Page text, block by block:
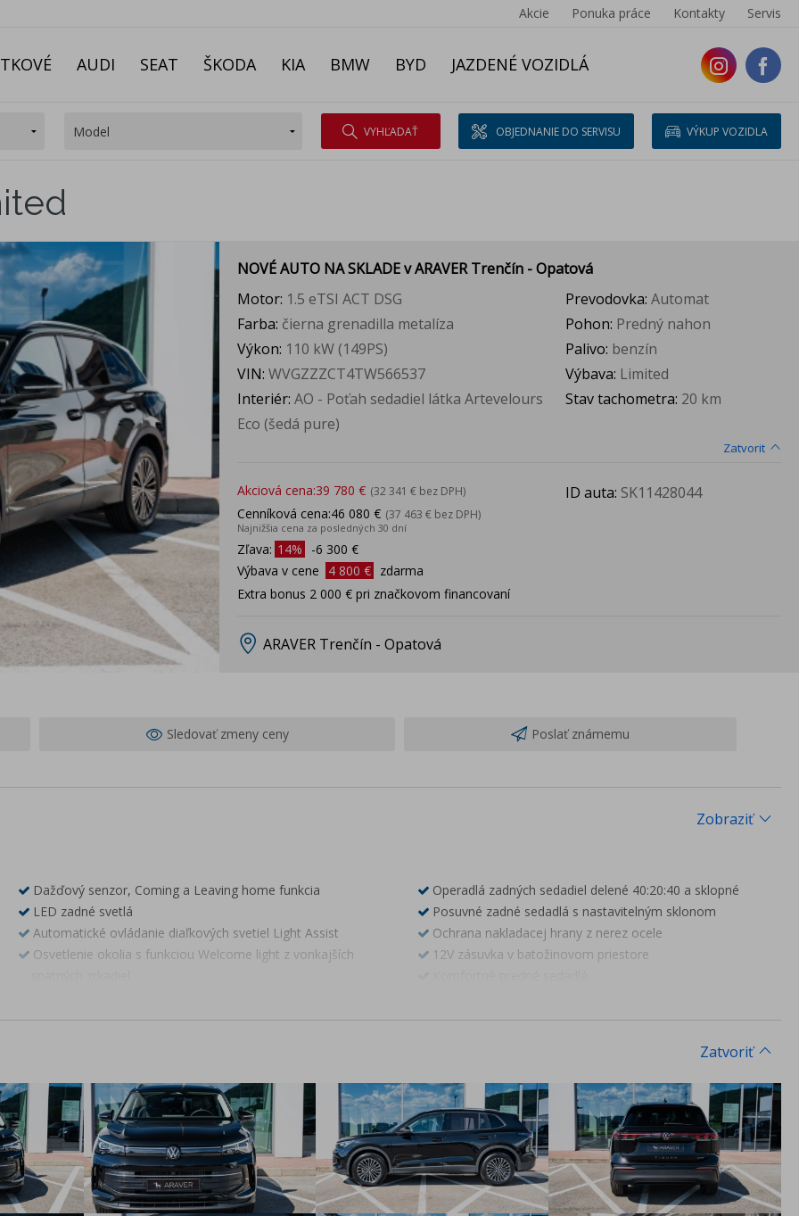
Akcie Ponuka práce Kontakty Servis
AUDI SEAT ŠKODA KIA BMW BYD JAZDENÉ VOZIDLÁ
VYHĽADAŤ OBJEDNANIE DO SERVISU VÝKUP VOZIDLA
NOVÉ AUTO NA SKLADEv ARAVER Trenčín - Opatová
Motor: 1.5 eTSI ACT DSG
Farba: čierna grenadilla metalíza
Výkon: 110 kW (149PS)
Prevodovka: Automat
Pohon: Predný nahon
Palivo: benzín
VIN: WVGZZZCT4TW566537
Interiér: AO - Poťah sedadiel látka Artevelours
Eco (šedá pure)
Výbava: Limited
Stav tachometra: 20 km
Zatvorit
Akciová cena:39 780 € (32 341 € bez DPH)
Cenníková cena:46 080 € (37 463 € bez DPH)
Najnižšia cena za posledných 30 dní
Zľava: 14%
-6 300 €
Výbava v cene
4 800 € zdarma
Extra bonus 2 000 € pri značkovom financovaní
ID auta: SK11428044
ARAVER Trenčín - Opatová
Sledovať zmeny ceny Poslať známemu
Zobraziť
Dažďový senzor, Coming a Leaving home funkcia
LED zadné svetlá
Automatické ovládanie diaľkových svetiel Light Assist
Osvetlenie okolia s funkciou Welcome light z vonkajších
funkciami a zobrazením
Bluetooth hands-free mobilné pripojenie
Online služby VW Connect (príprava)
Digitálny rádiopríjem DAB+
2x USB-C vpredu
App-Connect Wireless - bezdrôtové pripojenie telefónu cez
AndroidAuto alebo Apple CarPlay
Kamera cúvacia Rear Assist
Operadlá zadných sedadiel delené 40:20:40 a sklopné
Posuvné zadné sedadlá s nastavitelným sklonom
Ochrana nakladacej hrany z nerez ocele
12V zásuvka v batožinovom priestore
Úplne sklápateľné sedadlo spolujazdca
Operadlá zadných sedadiel sklápateľné z bat. priestoru
Stredová opierka na ruky vzadu s odkladacím priestorom
Dvojitá podlaha batožinového priestoru (nie pre eHybrid)
Spätné zrkadlá, kľučky dverí a nárazníky vo farbe karosérie
Lišty okolo bočných okien čierne
Strešný nosič čierny
Tire Mobility Set a náradie
Nasávací otvor vzduchu v spodnej časti nárazníka s
Zatvoriť